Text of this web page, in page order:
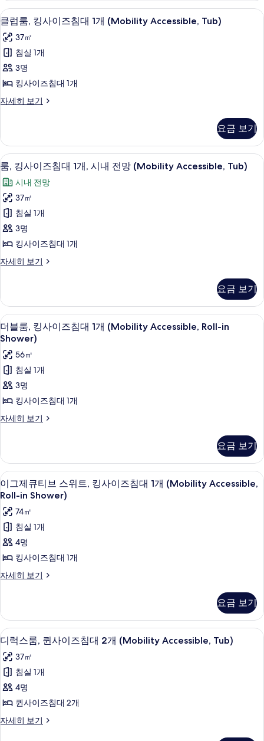
두
보
기
세
히
보
기
대
1
개
(Mobility
Accessible,
Tub)
진
두
보
기
사
이
침
대
개
(Mobility
Tub)
보
기
클
럽
룸,
킹
사
이
즈
대
개
(Mobility
Accessible,
Tub)
사
진
두
기
1 개의 침실, 이탈리아 프레떼 시트, 고
18
클럽룸, 킹사이즈침대 1개 (Mobility Accessible, Tub)
37㎡
침실 1개
3명
킹사이즈침대 1개
자세히 보기
클
사
이
즈
침
대
개
(Mobility
Accessible,
Tub)
자
세
요금 보기
룸,
킹
사
이
즈
침
대
1
시
내
전
망
(Mobility
Accessible,
Tub)
사
진
보
기
1 개의 침실, 이탈리아 프레떼 시트, 고
7
룸, 킹사이즈침대 1개, 시내 전망 (Mobility Accessible, Tub)
시내 전망
37㎡
침실 1개
3명
킹사이즈침대 1개
자세히 보기
룸,
즈
침
대
1
시
내
전
망
(Mobility
Tub)
보
기
요금 보기
더
블
룸,
킹
사
이
즈
1
개
(Mobility
Accessible,
Roll-
in
Shower)
사
진
보
기
1 개의 침실, 이탈리아 프레떼 시트, 고
8
더블룸, 킹사이즈침대 1개 (Mobility Accessible, Roll-in
Shower)
56㎡
침실 1개
3명
킹사이즈침대 1개
자세히 보기
더
사
이
즈
침
개
(Mobility
Accessible,
Roll-
Shower)
보
기
요금 보기
이
그
제
큐
티
브
스
킹
사
이
즈
침
대
1
개
1 개의 침실, 이탈리아 프레떼 시트, 고
9
이그제큐티브 스위트, 킹사이즈침대 1개 (Mobility Accessible,
Roll-in Shower)
74㎡
침실 1개
4명
킹사이즈침대 1개
자세히 보기
이
티
브
스
위
트,
킹
이
즈
대
요금 보기
디
럭
스
룸,
퀸
사
이
1 개의 침실, 이탈리아 프레떼 시트, 고
7
디럭스룸, 퀸사이즈침대 2개 (Mobility Accessible, Tub)
37㎡
침실 1개
4명
퀸사이즈침대 2개
자세히 보기
디